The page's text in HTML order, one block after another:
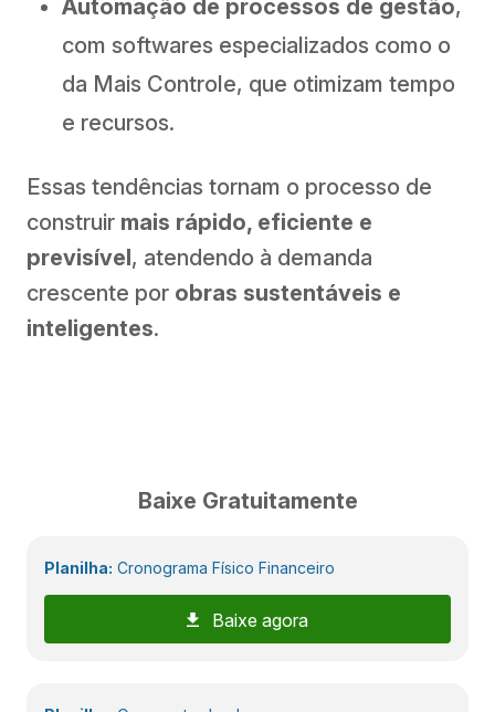
Automação de processos de gestão,
com softwares especializados como o
da Mais Controle, que otimizam tempo
e recursos.
Essas tendências tornam o processo de
construir mais rápido, eficiente e
previsível, atendendo à demanda
crescente por obras sustentáveis e
inteligentes.
Baixe Gratuitamente
Planilha: Cronograma Físico Financeiro
Baixe agora